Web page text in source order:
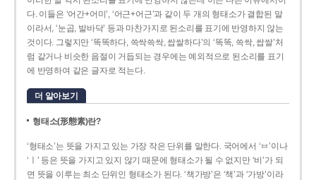
다. 이들은 ‘어간+어미’, ‘어근+어근’과 같이 두 개의 형태소가 결합된 말
이라서, ‘눈곱, 발바닥’ 등과 마찬가지로 된소리를 표기에 반영하지 않는
것이다. 그렇지만 ‘똑똑하다, 쓱싹쓱싹, 쌉쌀하다’의 ‘똑똑, 쓱싹, 쌉쌀’처
럼 같거나 비슷한 음절이 거듭되는 경우에는 예외적으로 된소리를 표기
에 반영하여 같은 글자로 적는다.
더 알아보기
형태소(形態素)란?
‘형태소’는 뜻을 가지고 있는 가장 작은 단위를 말한다. 국어에서 ‘ㅂ’이나
‘ㅣ’ 등은 뜻을 가지고 있지 않기 때문에 형태소가 될 수 없지만 ‘비’가 되
면 뜻을 이루는 최소 단위인 형태소가 된다. ‘책가방’은 ‘책’과 ‘가방’이라